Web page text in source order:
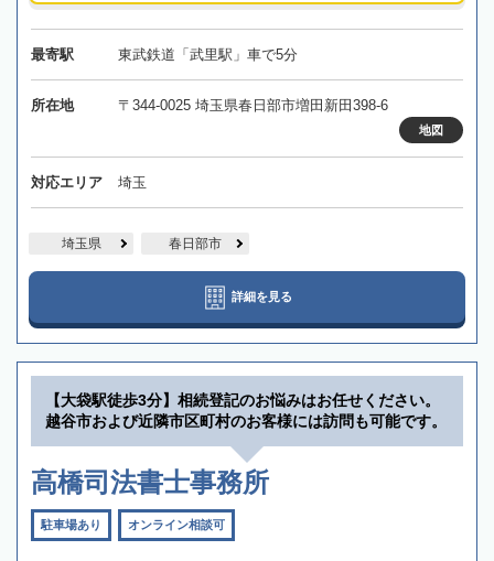
最寄駅 東武鉄道「武里駅」車で5分
所在地 〒344-0025 埼玉県春日部市増田新田398-6
地図
対応エリア 埼玉
埼玉県 春日部市
詳細を見る
【大袋駅徒歩3分】相続登記のお悩みはお任せください。
越谷市および近隣市区町村のお客様には訪問も可能です。
高橋司法書士事務所
駐車場あり オンライン相談可